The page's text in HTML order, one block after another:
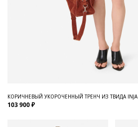
КОРИЧНЕВЫЙ УКОРОЧЕННЫЙ ТРЕНЧ ИЗ ТВИДА INJA
103 900 ₽